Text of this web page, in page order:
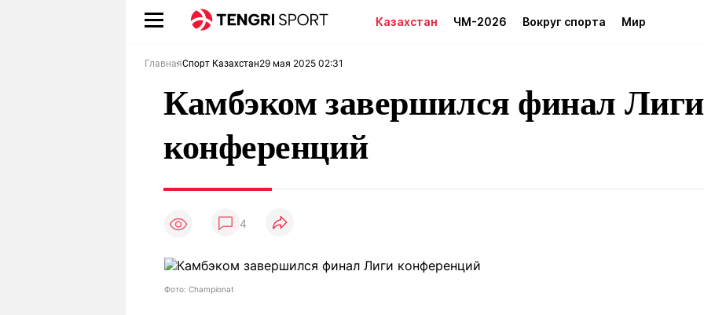
Казахстан ЧМ-2026 Вокруг спорта Мир
Погода
Рейтинги
Полезно
Гороскопы
SPORT
чемпионов
ГлавнаяСпорт Казахстан29 мая 2025 02:31
Камбэком завершился финал Лиги
конференций
4
Фото: Championat